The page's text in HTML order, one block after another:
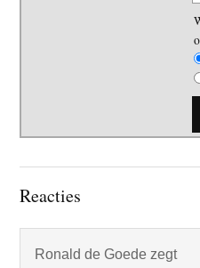
Lees
Reacties
Ronald de Goede zegt